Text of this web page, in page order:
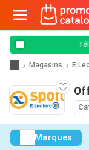
Magasins
Marques